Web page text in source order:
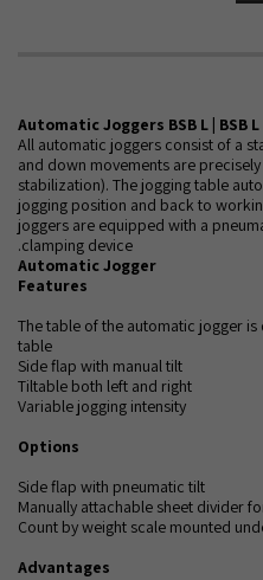
Automatic Joggers BSB L | BSB
All automatic joggers consist of a
and down movements are
stabilization). The jogging table
jogging position and back to
joggers are equipped with a
clamping device.
Automatic Jogger
Features
The table of the automatic jogger
table
Side flap with manual tilt
Tiltable both left and right
Variable jogging intensity
Options
Side flap with pneumatic tilt
Manually attachable sheet divider
Count by weight scale mounted
Advantages